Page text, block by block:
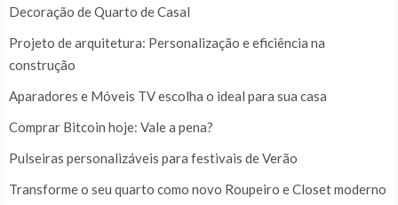
Decoração de Quarto de Casal
Projeto de arquitetura: Personalização e eficiência na
construção
Aparadores e Móveis TV escolha o ideal para sua casa
Comprar Bitcoin hoje: Vale a pena?
Pulseiras personalizáveis para festivais de Verão
Transforme o seu quarto como novo Roupeiro e Closet moderno